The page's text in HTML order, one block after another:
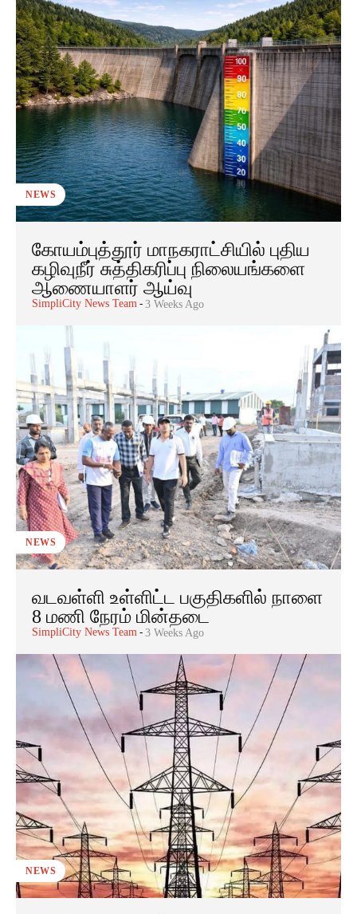
NEWS
கோயம்புத்தூர் மாநகராட்சியில் புதிய
கழிவுநீர் சுத்திகரிப்பு நிலையங்களை
ஆணையாளர் ஆய்வு
SimpliCity News Team - 3 Weeks Ago
NEWS
வடவள்ளி உள்ளிட்ட பகுதிகளில் நாளை
8 மணி நேரம் மின்தடை
SimpliCity News Team - 3 Weeks Ago
NEWS